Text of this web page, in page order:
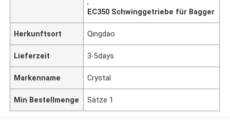
EC350 Schwinggetriebe für Bagger
Herkunftsort Qingdao
Lieferzeit 3-5days
Markenname Crystal
Min Bestellmenge Sätze 1